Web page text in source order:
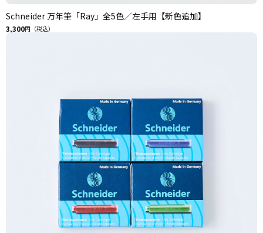
Schneider 万年筆「Ray」全5色／左手用【新色追加】
3,300円（税込）